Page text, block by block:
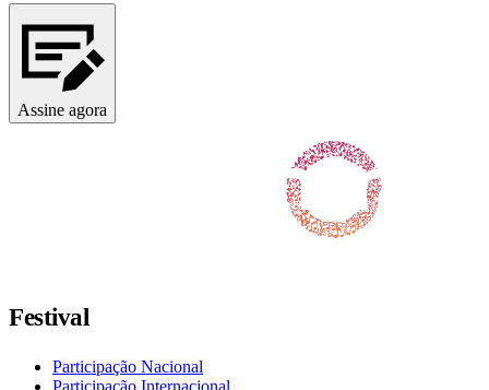
Assine agora
Festival
Participação Nacional